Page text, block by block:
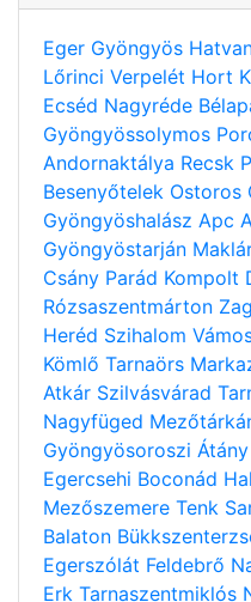
Eger Gyöngyös
Lőrinci Verpelét Hort
Ecséd Nagyréde
Gyöngyössolymos
Andornaktálya Recsk
Besenyőtelek Ostoros
Gyöngyöshalász Apc
Gyöngyöstarján
Csány Parád Kompolt
Rózsaszentmárton
Heréd Szihalom
Kömlő Tarnaörs
Atkár Szilvásvárad
Nagyfüged
Gyöngyösoroszi Átány
Egercsehi Boconád
Mezőszemere Tenk
Balaton
Egerszólát Feldebrő
Erk Tarnaszentmiklós